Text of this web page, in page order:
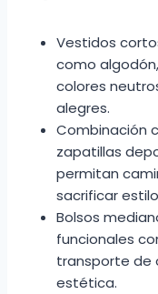
Vestidos
como
colores
alegres.
Combinación
zapatillas
permitan
sacrificar
Bolsos
funcionales
transporte de
estética.